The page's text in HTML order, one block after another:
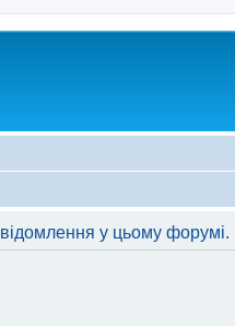
у цьому форумі.